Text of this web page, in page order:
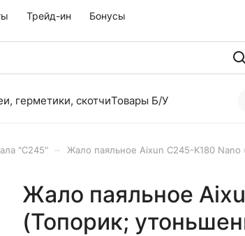
Трейд-ин Бонусы
герметики, скотчиТовары Б/У
"C245" Жало паяльное Aixun C245-K180
Жало паяльное
(Топорик;